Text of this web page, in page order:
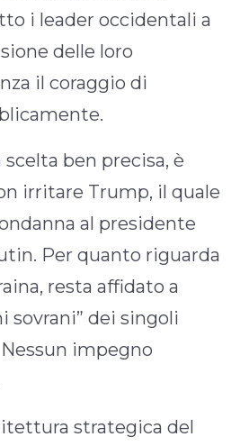
i leader occidentali a
delle loro
il coraggio di
scelta ben precisa, è
irritare Trump, il quale
al presidente
Per quanto riguarda
resta affidato a
sovrani” dei singoli
impegno
strategica del